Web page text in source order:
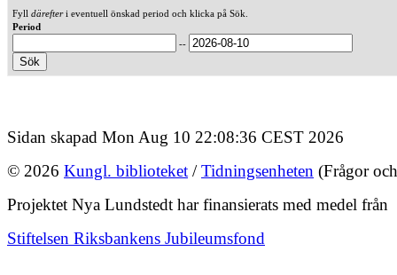
Fyll därefteri eventuell önskad period och klicka på Sök.
Period
--
Sidan skapad Mon Aug 10 22:08:36 CEST 2026
© 2026 Kungl. biblioteket /Tidningsenheten (Frågor
Projektet Nya Lundstedt har finansierats med medel från
Stiftelsen Riksbankens Jubileumsfond